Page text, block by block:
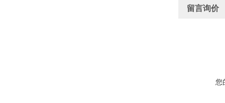
留言询价
您